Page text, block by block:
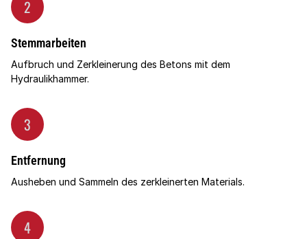
2
Stemmarbeiten
Aufbruch und Zerkleinerung des Betons mit dem
Hydraulikhammer.
3
Entfernung
Ausheben und Sammeln des zerkleinerten Materials.
4